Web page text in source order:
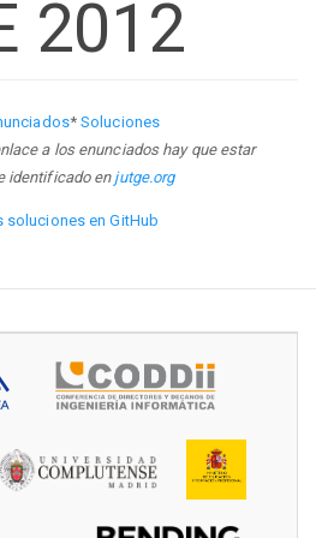
2012
*Soluciones
a los enunciados hay que estar
identificado en jutge.org
soluciones en GitHub